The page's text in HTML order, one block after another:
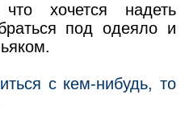
хочется надеть
под одеяло и
с кем-нибудь, то